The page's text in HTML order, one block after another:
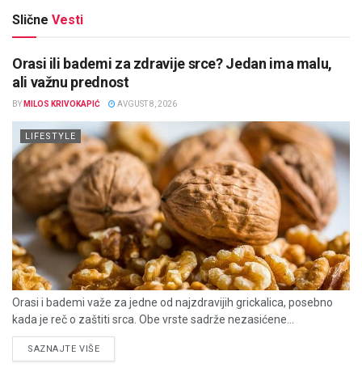
Slične Vesti
Orasi ili bademi za zdravije srce? Jedan ima malu,
ali važnu prednost
BY MILOS KRIVOKAPIĆ AVGUST 8, 2026
LIFESTYLE
Orasi i bademi važe za jedne od najzdravijih grickalica, posebno
kada je reč o zaštiti srca. Obe vrste sadrže nezasićene...
SAZNAJTE VIŠEDETAILS